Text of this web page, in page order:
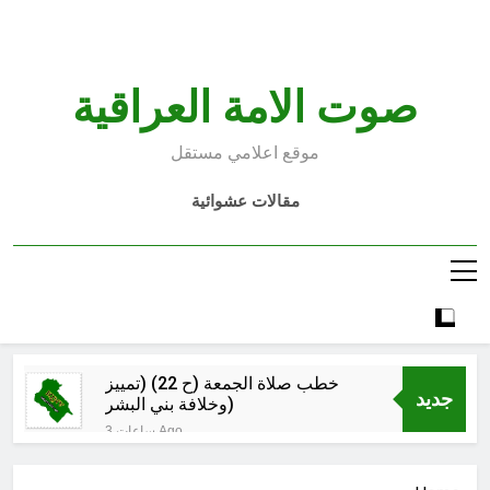
صوت الامة العراقية
موقع اعلامي مستقل
مقالات عشوائية
جديد
خطب صلاة الجمعة (ح 22) (تمييز
وخلافة بني البشر)
3 ساعات Ago